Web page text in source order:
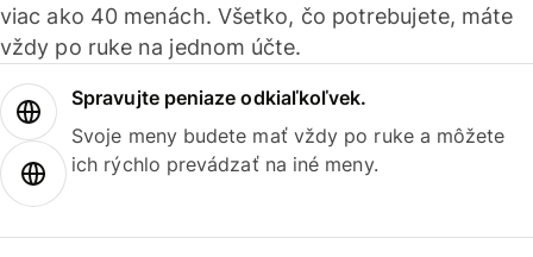
viac ako 40 menách. Všetko, čo potrebujete, máte
vždy po ruke na jednom účte.
Spravujte peniaze odkiaľkoľvek.
Svoje meny budete mať vždy po ruke a môžete
ich rýchlo prevádzať na iné meny.